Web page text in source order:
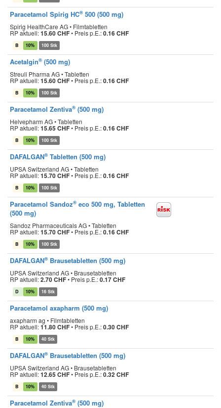
Paracetamol Spirig HC® 500 (500 mg)
Spirig HealthCare AG • Filmtabletten
RP aktuell:15.60 CHF• Preis p.E.:0.16 CHF
B 10% 100 Stk
Acetalgin® (500 mg)
Streuli Pharma AG • Tabletten
RP aktuell:15.60 CHF• Preis p.E.:0.16 CHF
B 10% 100 Stk
Paracetamol Zentiva® (500 mg)
Helvepharm AG • Tabletten
RP aktuell:15.65 CHF• Preis p.E.:0.16 CHF
B 10% 100 Stk
DAFALGAN® Tabletten (500 mg)
UPSA Switzerland AG • Tabletten
RP aktuell:15.70 CHF• Preis p.E.:0.16 CHF
B 10% 100 Stk
Paracetamol Sandoz® eco 500 mg, Tabletten
(500 mg)
Sandoz Pharmaceuticals AG • Tabletten
RP aktuell:15.70 CHF• Preis p.E.:0.16 CHF
B 10% 100 Stk
DAFALGAN® Brausetabletten (500 mg)
UPSA Switzerland AG • Brausetabletten
RP aktuell:2.70 CHF• Preis p.E.:0.17 CHF
D 10% 16 Stk
Paracetamol axapharm (500 mg)
axapharm ag • Filmtabletten
RP aktuell:11.80 CHF• Preis p.E.:0.30 CHF
B 10% 40 Stk
DAFALGAN® Brausetabletten (500 mg)
UPSA Switzerland AG • Brausetabletten
RP aktuell:12.65 CHF• Preis p.E.:0.32 CHF
B 10% 40 Stk
Paracetamol Zentiva® (500 mg)